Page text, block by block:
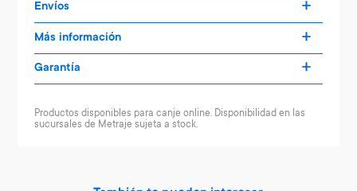
Envíos
Más información
Garantía
Productos disponibles para canje online. Disponibilidad en las
sucursales de Metraje sujeta a stock.